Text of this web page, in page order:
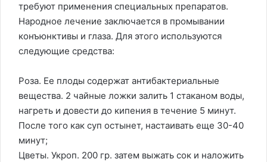
требуют применения специальных препаратов.
Народное лечение заключается в промывании
конъюнктивы и глаза. Для этого используются
следующие средства:
Роза. Ее плоды содержат антибактериальные
вещества. 2 чайные ложки залить 1 стаканом воды,
нагреть и довести до кипения в течение 5 минут.
После того как суп остынет, настаивать еще 30-40
минут;
Цветы. Укроп. 200 гр. затем выжать сок и наложить